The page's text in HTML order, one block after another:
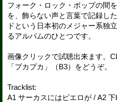
フォーク・ロック・ポップの間
を、飾らない声と言葉で記録し
ドという日本初のメジャー系独
るアルバムのひとつです。
画像クリックで試聴出来ます。
「プカプカ」（B3）をどうぞ。
Tracklist:
A1 サーカスにはピエロが / A2